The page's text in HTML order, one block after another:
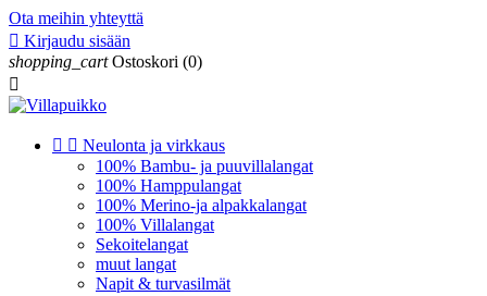
Ota meihin yhteyttä
 Kirjaudu sisään
shopping_cart Ostoskori (0)

  Neulonta ja virkkaus
100% Bambu- ja puuvillalangat
100% Hamppulangat
100% Merino-ja alpakkalangat
100% Villalangat
Sekoitelangat
muut langat
Napit & turvasilmät